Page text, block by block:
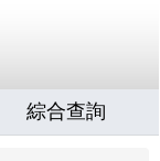
綜合查詢